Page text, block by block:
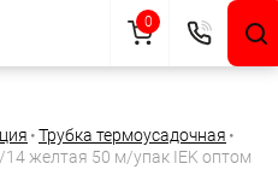
•Трубка термоусадочная •
желтая 50 м/упак IEK оптом
0